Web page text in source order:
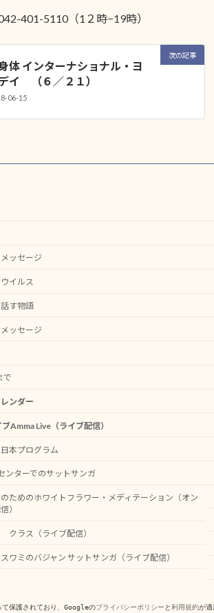
401-5110（1２時−19時）
次の記事
体 インターナショナル・ヨ
イ （６／２１）
06-15
ッセージ
イルス
す物語
ッセージ
で
ンダー
Amma Live（ライブ配信）
本プログラム
ンターでのサットサンガ
ためのホワイトフラワー・メディテーション（オン
）
クラス（ライブ配信）
ワミのバジャン サットサンガ（ライブ配信）
て保護されており、Googleのプライバシーポリシー と利用規約が適